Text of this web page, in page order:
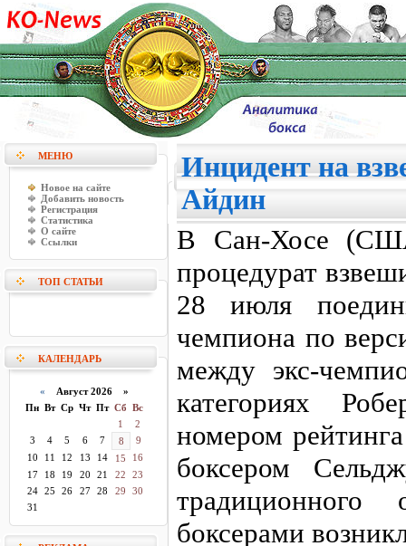
МЕНЮ
Новое на сайте
Добавить новость
Регистрация
Статистика
О сайте
Ссылки
ТОП СТАТЬИ
КАЛЕНДАРЬ
« Август 2026 »
Пн Вт Ср Чт Пт Сб Вс
1
2
3
4 5 6 7 8
9
10
11 12 13 14 15
16
17
18 19 20 21 22
23
24
25 26 27 28 29
30
31
Инцидент на
Айдин
В Сан-Хосе
процедурат
28 июля
чемпиона по
между экс-
категориях
номером
боксером
боксерами